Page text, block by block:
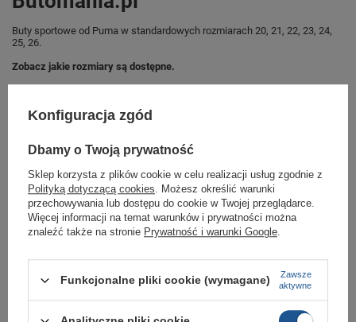
Buty sportowe od Puma w standardowych rozmiarach 20, 21, 22, 23, 24,
25, 26.
Zobacz jakie rozmiary są dostępne.
Kupując w naszym sklepie internetowym masz gwarancję, że towar jest
podania przyczyny.,
Marka Puma
Gwarancja Gwarancja
Kolor granatowy
Konfiguracja zgód
Dbamy o Twoją prywatność
Sklep korzysta z plików cookie w celu realizacji usług zgodnie z
Polityką dotyczącą cookies. Możesz określić warunki
przechowywania lub dostępu do cookie w Twojej przeglądarce.
Więcej informacji na temat warunków i prywatności można
znaleźć także na stronie Prywatność i warunki Google.
Funkcjonalne pliki cookie (wymagane)
Zawsze
aktywne